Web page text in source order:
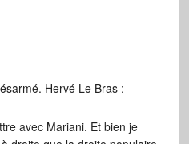
Hervé Le Bras :
avec Mariani. Et bien je